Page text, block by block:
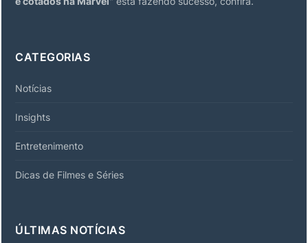
CATEGORIAS
Notícias
Insights
Entretenimento
Dicas de Filmes e Séries
ÚLTIMAS NOTÍCIAS